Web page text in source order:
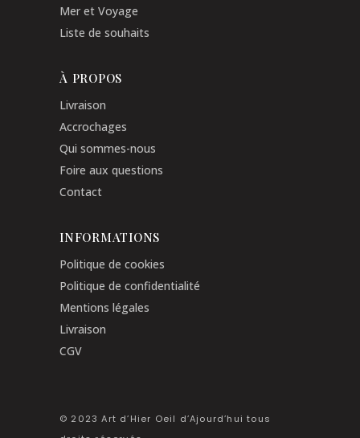
Mer et Voyage
Liste de souhaits
À PROPOS
Livraison
Accrochages
Qui sommes-nous
Foire aux questions
Contact
INFORMATIONS
Politique de cookies
Politique de confidentialité
Mentions légales
Livraison
CGV
© 2023 Art d’Hier Oeil d’Ajourd’hui tous